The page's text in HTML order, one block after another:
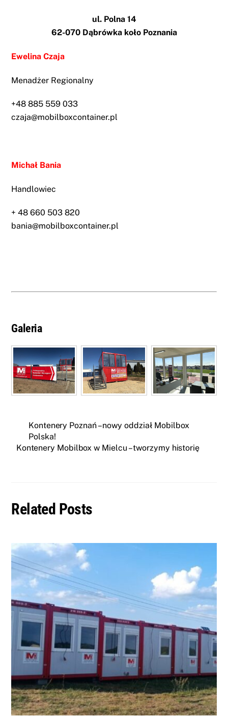
ul. Polna 14
62-070 Dąbrówka koło Poznania
Ewelina Czaja
Menadżer Regionalny
+48 885 559 033
czaja@mobilboxcontainer.pl
Michał Bania
Handlowiec
+ 48 660 503 820
bania@mobilboxcontainer.pl
Galeria
Kontenery Poznań – nowy oddział Mobilbox
Polska!
Kontenery Mobilbox w Mielcu – tworzymy historię
Related Posts